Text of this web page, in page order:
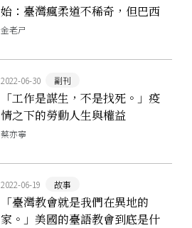
始：臺灣瘋柔道不稀奇，但巴西
人柔術怎麼也那麼強？
金老ㄕ
2022-06-30 副刊
「工作是謀生，不是找死。」疫
情之下的勞動人生與權益
蔡亦寧
2022-06-19 故事
「臺灣教會就是我們在異地的
家。」美國的臺語教會到底是什